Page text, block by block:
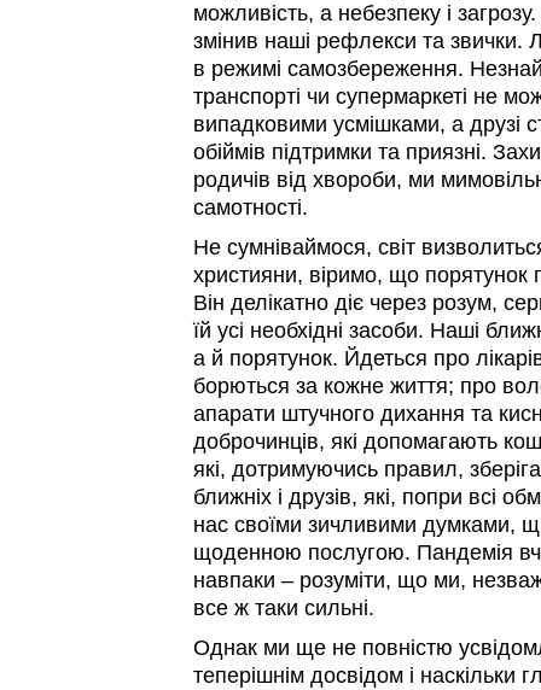
можливість, а небезпеку і
змінив наші рефлекси та
в режимі самозбереження.
транспорті чи супермаркеті не
випадковими усмішками, а друзі
обіймів підтримки та приязні.
родичів від хвороби, ми
самотності.
Не сумніваймося, світ
християни, віримо, що порятунок
Він делікатно діє через розум,
їй усі необхідні засоби. Наші
а й порятунок. Йдеться про
борються за кожне життя; про
апарати штучного дихання та
доброчинців, які допомагають
які, дотримуючись правил,
ближніх і друзів, які, попри всі
нас своїми зичливими думками,
щоденною послугою. Пандемія
навпаки – розуміти, що ми,
все ж таки сильні.
Однак ми ще не повністю
теперішнім досвідом і наскільки